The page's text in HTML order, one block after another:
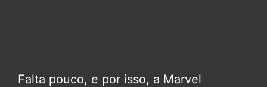
Falta pouco, e por isso, a Marvel